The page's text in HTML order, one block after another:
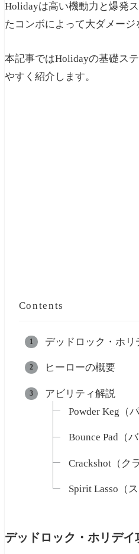
Holidayは高い機動力と爆発
たコンボによって大ダメー
本記事ではHolidayの基礎ス
やすく紹介します。
Contents
デッドロック・ホ
ヒーローの概要
アビリティ解説
Powder Keg（
Bounce Pad（
Crackshot（ク
Spirit Lasso（
デッドロック・ホリデ